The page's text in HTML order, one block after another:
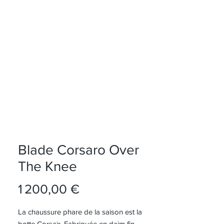
Blade Corsaro Over
The Knee
1 200,00 €Prix
La chaussure phare de la saison est la